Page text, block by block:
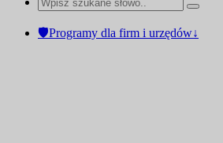
🛡Programy dla firm i urzędów↓